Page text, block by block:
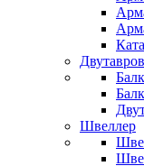
Швеллер